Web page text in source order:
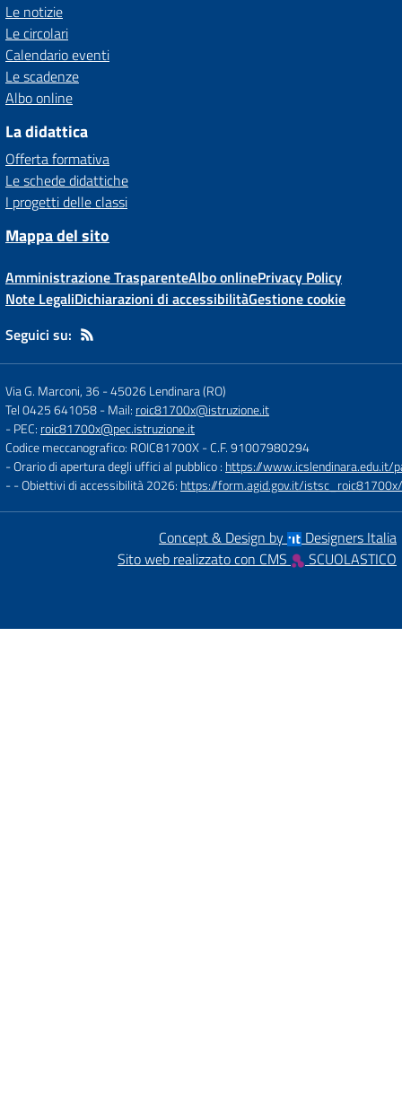
Le notizie
Le circolari
Calendario eventi
Le scadenze
Albo online
La didattica
Offerta formativa
Le schede didattiche
I progetti delle classi
Mappa del sito
Amministrazione TrasparenteAlbo onlinePrivacy Policy
Note LegaliDichiarazioni di accessibilitàGestione cookie
Seguici su:
Via G. Marconi, 36-45026 Lendinara (RO)
Tel 0425 641058- Mail: roic81700x@istruzione.it
- PEC: roic81700x@pec.istruzione.it
Codice meccanografico: ROIC81700X- C.F. 91007980294
- Orario di apertura degli uffici al pubblico : https://www.icslendinara.edu.it/
- - Obiettivi di accessibilità 2026: https://form.agid.gov.it/
Concept & Design by
Designers Italia
Sito web realizzato con CMS
SCUOLASTICO